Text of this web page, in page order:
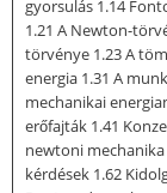
gyorsulás 1.14
1.21 A Newton-
törvénye 1.23 A
energia 1.31 A
mechanikai
erőfajták 1.41
newtoni mechanika
kérdések 1.62